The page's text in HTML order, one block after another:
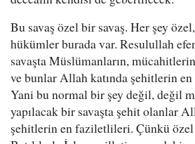
Bu savaş özel bir savaş. Her şey
hükümler burada var. Resulullah
savaşta Müslümanların,
ve bunlar Allah katında şehitlerin
Yani bu normal bir şey değil, değil
yapılacak bir savaşta şehit olanlar
şehitlerin en faziletlileri. Çünkü